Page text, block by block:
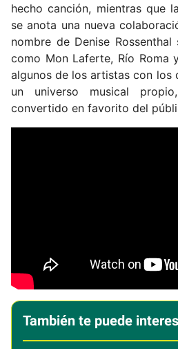
hecho canción, mientras que
se anota una nueva
nombre de Denise
como Mon Laferte, Río Roma
algunos de los artistas con los
un universo musical
convertido en favorito del
También te puede